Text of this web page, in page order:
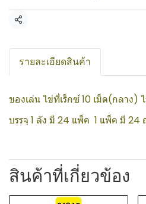
แชร์
รายละเอียดสินค้า
ของเล่น ไข่ที่เร็กซ์ 10 เม็ด(กลาง)
บรรจุ 1 ลัง มี 24 แพ็ค 1 แพ็ค มี 24
สินค้าที่เกี่ยวข้อง